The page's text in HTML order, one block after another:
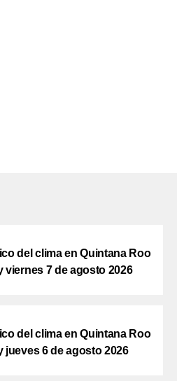
del clima en Quintana Roo
viernes 7 de agosto 2026
del clima en Quintana Roo
jueves 6 de agosto 2026